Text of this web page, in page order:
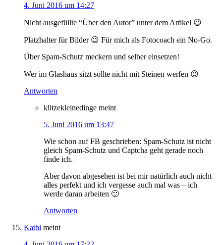
4. Juni 2016 um 14:27
Nicht ausgefüllte “Über den Autor” unter dem Artikel 😉
Platzhalter für Bilder 😉 Für mich als Fotocoach ein No-Go.
Über Spam-Schutz meckern und selber einsetzen!
Wer im Glashaus sitzt sollte nicht mit Steinen werfen 😉
Antworten
klitzekleinedinge meint
5. Juni 2016 um 13:47
Wie schon auf FB geschrieben: Spam-Schutz ist nicht
gleich Spam-Schutz und Captcha geht gerade noch
finde ich.
Aber davon abgesehen ist bei mir natürlich auch nicht
alles perfekt und ich vergesse auch mal was – ich
werde daran arbeiten 🙂
Antworten
Kathi meint